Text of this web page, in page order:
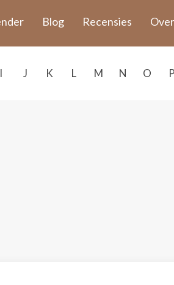
Blog Recensies
I J K L M N O P